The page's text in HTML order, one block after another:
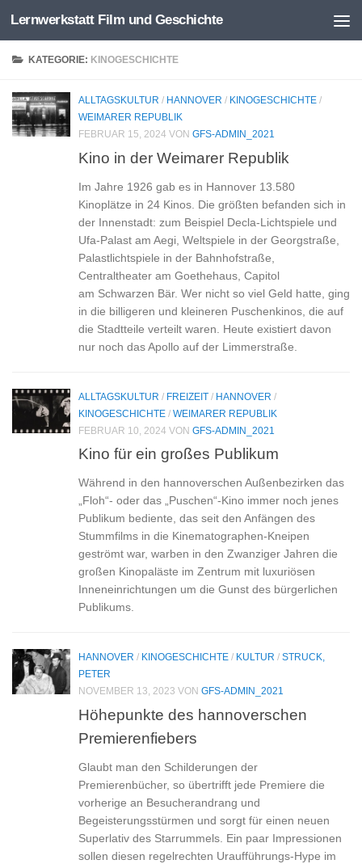
Zum Inhalt springen
Lernwerkstatt Film und Geschichte
KATEGORIE: KINOGESCHICHTE
ALLTAGSKULTUR / HANNOVER / KINOGESCHICHTE /
WEIMARER REPUBLIK
FEBRUAR 15, 2024 VON GFS-ADMIN_2021
Kino in der Weimarer Republik
Im Jahre 1926 gab es in Hannover 13.580
Kinoplätze in 24 Kinos. Die größten befanden sich in
der Innenstadt: zum Beispiel Decla-Lichtspiele und
Ufa-Palast am Aegi, Weltspiele in der Georgstraße,
Palastlichtspiele in der Bahnhofstraße,
Centraltheater am Goethehaus, Capitol
am Schwarzen Bär. Wer nicht so viel Geld hatte, ging
in die billigeren und kleineren Puschenkinos, die auf
die Stadtteile verteilt waren. Heute existiert davon
nur noch das Apollo auf der Limmerstraße.
ALLTAGSKULTUR / FREIZEIT / HANNOVER /
KINOGESCHICHTE / WEIMARER REPUBLIK
FEBRUAR 10, 2024 VON GFS-ADMIN_2021
Kino für ein großes Publikum
Während in den hannoverschen Außenbezirken das
„Floh“- oder das „Puschen“-Kino immer noch jenes
Publikum bediente, das seit den Anfängen des
Stummfilms in die Kinematographen-Kneipen
geströmt war, warben in den Zwanziger Jahren die
großen Kinopaläste im Zentrum mit luxuriösen
Inneneinrichtungen um die Gunst des bürgerlichen
Publikums.
HANNOVER / KINOGESCHICHTE / KULTUR / STRUCK,
PETER
NOVEMBER 13, 2023 VON GFS-ADMIN_2021
Höhepunkte des hannoverschen
Premierenfiebers
Glaubt man den Schilderungen der
Premierenbücher, so übertrifft jede Premiere die
vorherige an Besucherandrang und
Begeisterungsstürmen und sorgt für einen neuen
Superlativ des Starrummels. Ein paar Impressionen
sollen diesen regelrechten Uraufführungs-Hype im